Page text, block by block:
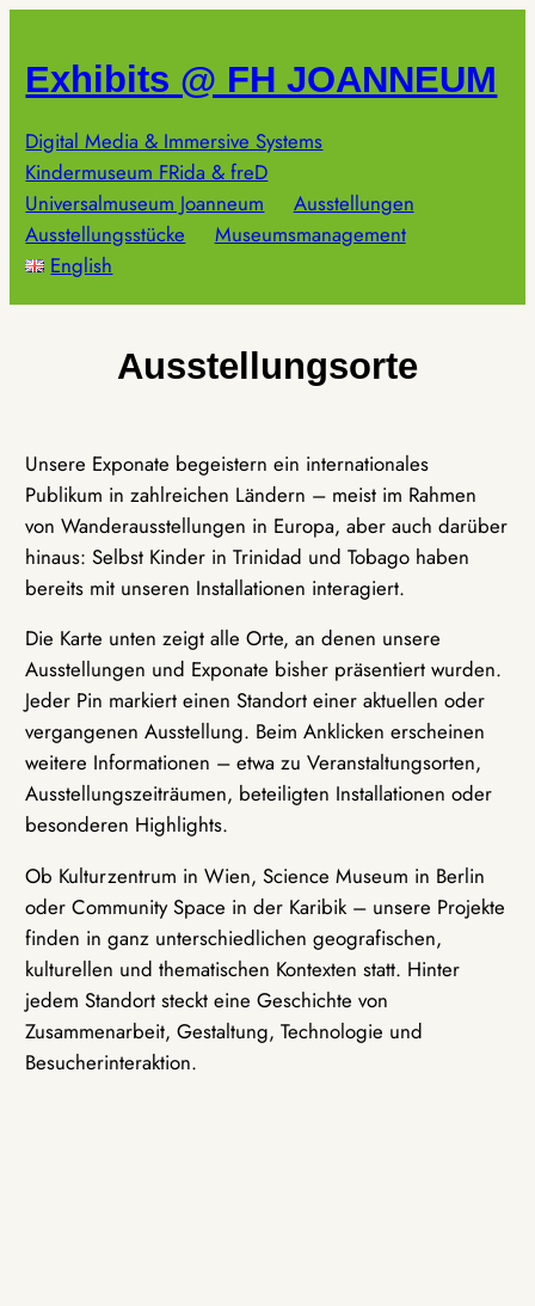
springen
Exhibits @ FH JOANNEUM
Digital Media & Immersive Systems
Kindermuseum FRida & freD
Universalmuseum Joanneum
Ausstellungen
Ausstellungsstücke
Museumsmanagement
English
Ausstellungsorte
Unsere Exponate begeistern ein internationales
Publikum in zahlreichen Ländern – meist im Rahmen
von Wanderausstellungen in Europa, aber auch darüber
hinaus: Selbst Kinder in Trinidad und Tobago haben
bereits mit unseren Installationen interagiert.
Die Karte unten zeigt alle Orte, an denen unsere
Ausstellungen und Exponate bisher präsentiert wurden.
Jeder Pin markiert einen Standort einer aktuellen oder
vergangenen Ausstellung. Beim Anklicken erscheinen
weitere Informationen – etwa zu Veranstaltungsorten,
Ausstellungszeiträumen, beteiligten Installationen oder
besonderen Highlights.
Ob Kulturzentrum in Wien, Science Museum in Berlin
oder Community Space in der Karibik – unsere Projekte
finden in ganz unterschiedlichen geografischen,
kulturellen und thematischen Kontexten statt. Hinter
jedem Standort steckt eine Geschichte von
Zusammenarbeit, Gestaltung, Technologie und
Besucherinteraktion.